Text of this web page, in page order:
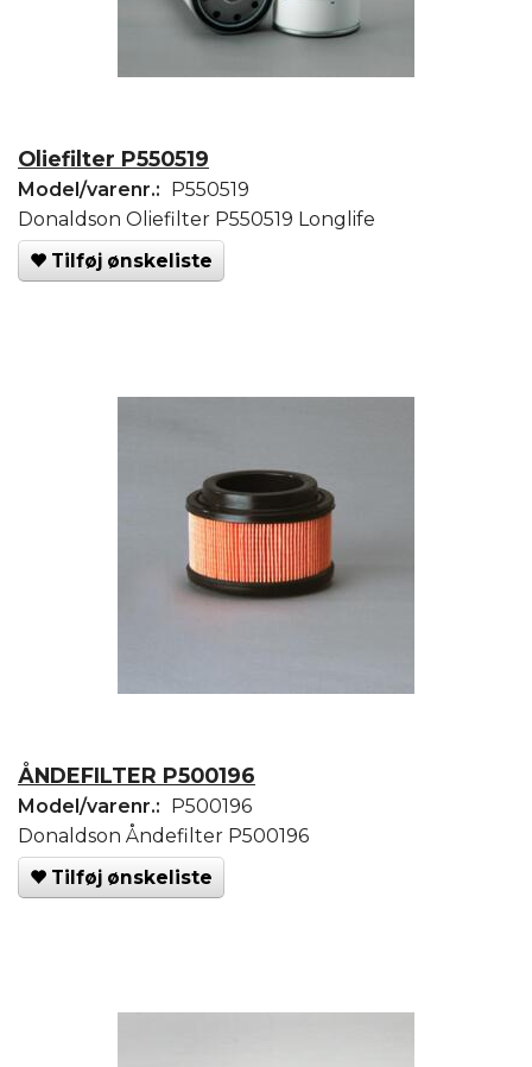
Oliefilter P550519
Model/varenr.:
P550519
Donaldson Oliefilter P550519 Longlife
Tilføj ønskeliste
ÅNDEFILTER P500196
Model/varenr.: P500196
Donaldson Åndefilter P500196
Tilføj ønskeliste